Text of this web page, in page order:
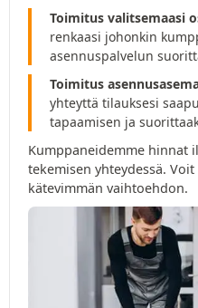
Toimitus valitsemaasi
renkaasi johonkin
asennuspalvelun
Toimitus
yhteyttä tilauksesi
tapaamisen ja
Kumppaneidemme hinnat
tekemisen yhteydessä.
kätevimmän vaihtoehdon.